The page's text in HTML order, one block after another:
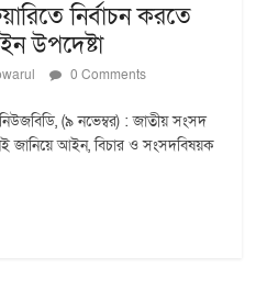
নির্বাচন করতে
উপদেষ্টা
0 Comments
(৯ নভেম্বর) : জাতীয় সংসদ
জানিয়ে আইন, বিচার ও সংসদবিষয়ক